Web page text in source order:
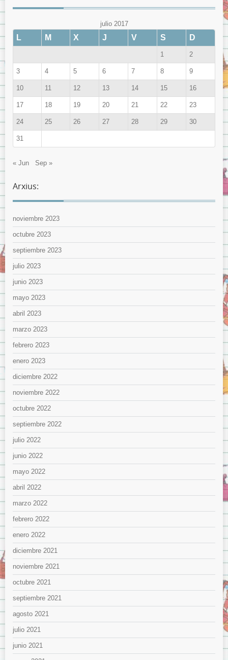
julio 2017
L M X J V S D
1 2
3 4 5 6 7 8 9
10 11 12 13 14 15 16
17 18 19 20 21 22 23
24 25 26 27 28 29 30
31
« Jun Sep »
Arxius:
noviembre 2023
octubre 2023
septiembre 2023
julio 2023
junio 2023
mayo 2023
abril 2023
marzo 2023
febrero 2023
enero 2023
diciembre 2022
noviembre 2022
octubre 2022
septiembre 2022
julio 2022
junio 2022
mayo 2022
abril 2022
marzo 2022
febrero 2022
enero 2022
diciembre 2021
noviembre 2021
octubre 2021
septiembre 2021
agosto 2021
julio 2021
junio 2021